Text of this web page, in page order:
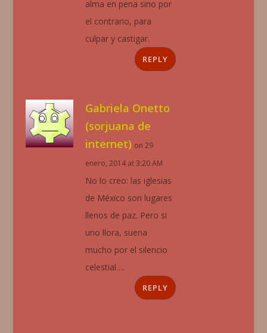
alma en pena sino por
el contrario, para
culpar y castigar.
REPLY
Gabriela Onetto
(sorjuana de
internet) on 29
enero, 2014 at 3:20 AM
No lo creo: las iglesias
de México son lugares
llenos de paz. Pero si
uno llora, suena
mucho por el silencio
celestial….
REPLY